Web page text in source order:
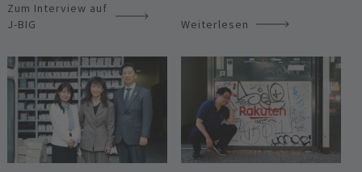
Zum Interview auf
J-BIG
Weiterlesen